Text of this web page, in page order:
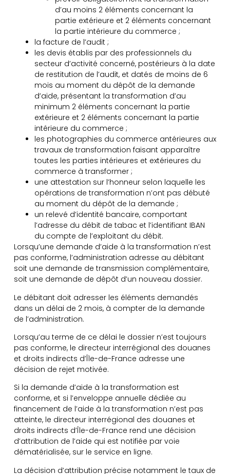
d’au moins 2 éléments concernant la
partie extérieure et 2 éléments concernant
la partie intérieure du commerce ;
la facture de l’audit ;
les devis établis par des professionnels du
secteur d’activité concerné, postérieurs à la date
de restitution de l’audit, et datés de moins de 6
mois au moment du dépôt de la demande
d’aide, présentant la transformation d’au
minimum 2 éléments concernant la partie
extérieure et 2 éléments concernant la partie
intérieure du commerce ;
les photographies du commerce antérieures aux
travaux de transformation faisant apparaître
toutes les parties intérieures et extérieures du
commerce à transformer ;
une attestation sur l’honneur selon laquelle les
opérations de transformation n’ont pas débuté
au moment du dépôt de la demande ;
un relevé d’identité bancaire, comportant
l’adresse du débit de tabac et l’identifiant IBAN
du compte de l’exploitant du débit.
Lorsqu’une demande d’aide à la transformation n’est
pas conforme, l’administration adresse au débitant
soit une demande de transmission complémentaire,
soit une demande de dépôt d’un nouveau dossier.
Le débitant doit adresser les éléments demandés
dans un délai de 2 mois, à compter de la demande
de l’administration.
Lorsqu’au terme de ce délai le dossier n’est toujours
pas conforme, le directeur interrégional des douanes
et droits indirects d’Île-de-France adresse une
décision de rejet motivée.
Si la demande d’aide à la transformation est
conforme, et si l’enveloppe annuelle dédiée au
financement de l’aide à la transformation n’est pas
atteinte, le directeur interrégional des douanes et
droits indirects d’Île-de-France rend une décision
d’attribution de l’aide qui est notifiée par voie
dématérialisée, sur le service en ligne.
La décision d’attribution précise notamment le taux de